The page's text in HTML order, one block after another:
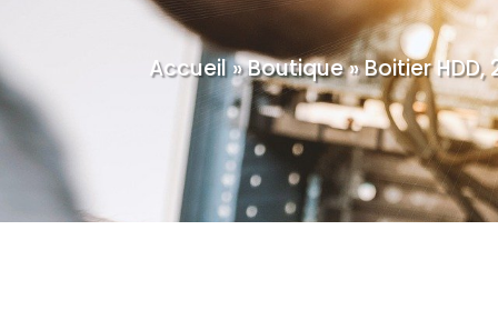
Accueil»Boutique»Boitier HDD,